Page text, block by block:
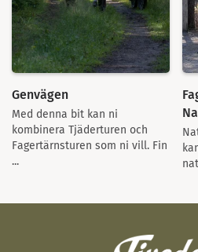
Genvägen
Med denna bit kan ni
kombinera Tjäderturen och
Fagertärnsturen som ni vill. Fin
...